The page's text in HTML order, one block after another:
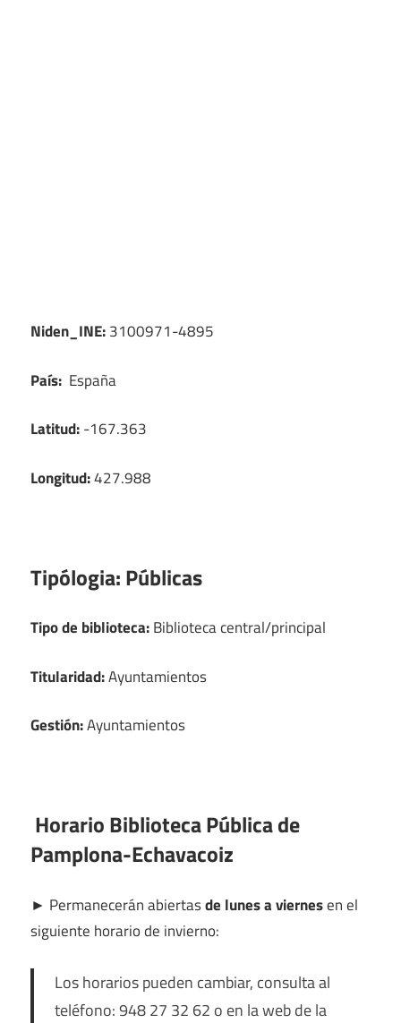
Niden_INE:3100971-4895
País: España
Latitud:-167.363
Longitud:427.988
Tipólogia:Públicas
Tipo de biblioteca:Biblioteca central/principal
Titularidad:Ayuntamientos
Gestión:Ayuntamientos
Horario Biblioteca Pública de
Pamplona-Echavacoiz
► Permanecerán abiertasde lunes a viernesen el
siguiente horario de invierno:
Los horarios pueden cambiar, consulta al
teléfono: 948 27 32 62 o en la web de la